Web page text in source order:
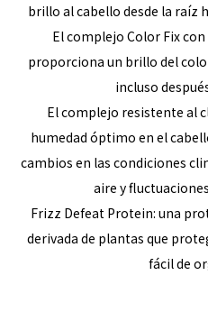
brillo al cabello desde la raíz
El complejo Color Fix
proporciona un brillo del
incluso
El complejo resistente al
humedad óptimo en el
cambios en las condiciones
aire y
Frizz Defeat Protein: una
derivada de plantas que
fácil de